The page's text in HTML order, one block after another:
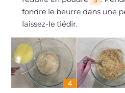
fondre le beurre dans une
laissez-le tiédir.